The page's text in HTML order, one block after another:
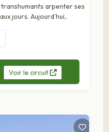
arpenter ses
jours. Aujourd’hui,.
Voirle circuit